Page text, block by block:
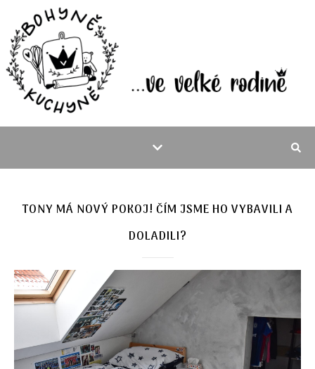
TONY MÁ NOVÝ POKOJ! ČÍM JSME HO VYBAVILI A
DOLADILI?